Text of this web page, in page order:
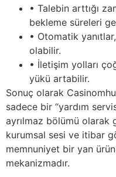
• Talebin arttığı
bekleme süreleri
• Otomatik
olabilir.
• İletişim yolları
yükü artabilir.
Sonuç olarak
sadece bir “yardım
ayrılmaz bölümü olarak
kurumsal sesi ve itibar
memnuniyet bir yan
mekanizmadır.